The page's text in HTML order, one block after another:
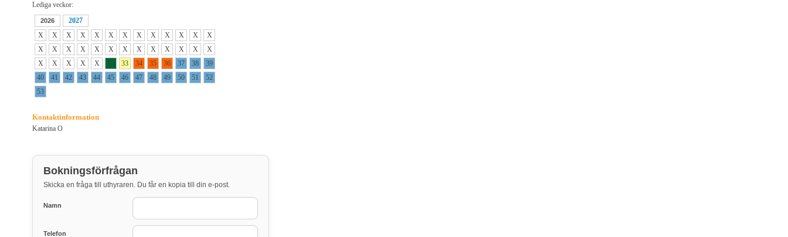
Lediga veckor:
2026
2027
X
X X X X X X X X X X X
X
X
X X X X X X X X X X X
X
X
X X X X 32 33 34 35 36 37 38
39
40
41 42 43 44 45 46 47 48 49 50 51
52
53
Kontaktinformation
Katarina O
Bokningsförfrågan
Skicka en fråga till uthyraren. Du får en kopia till din e-post.
Namn
Telefon